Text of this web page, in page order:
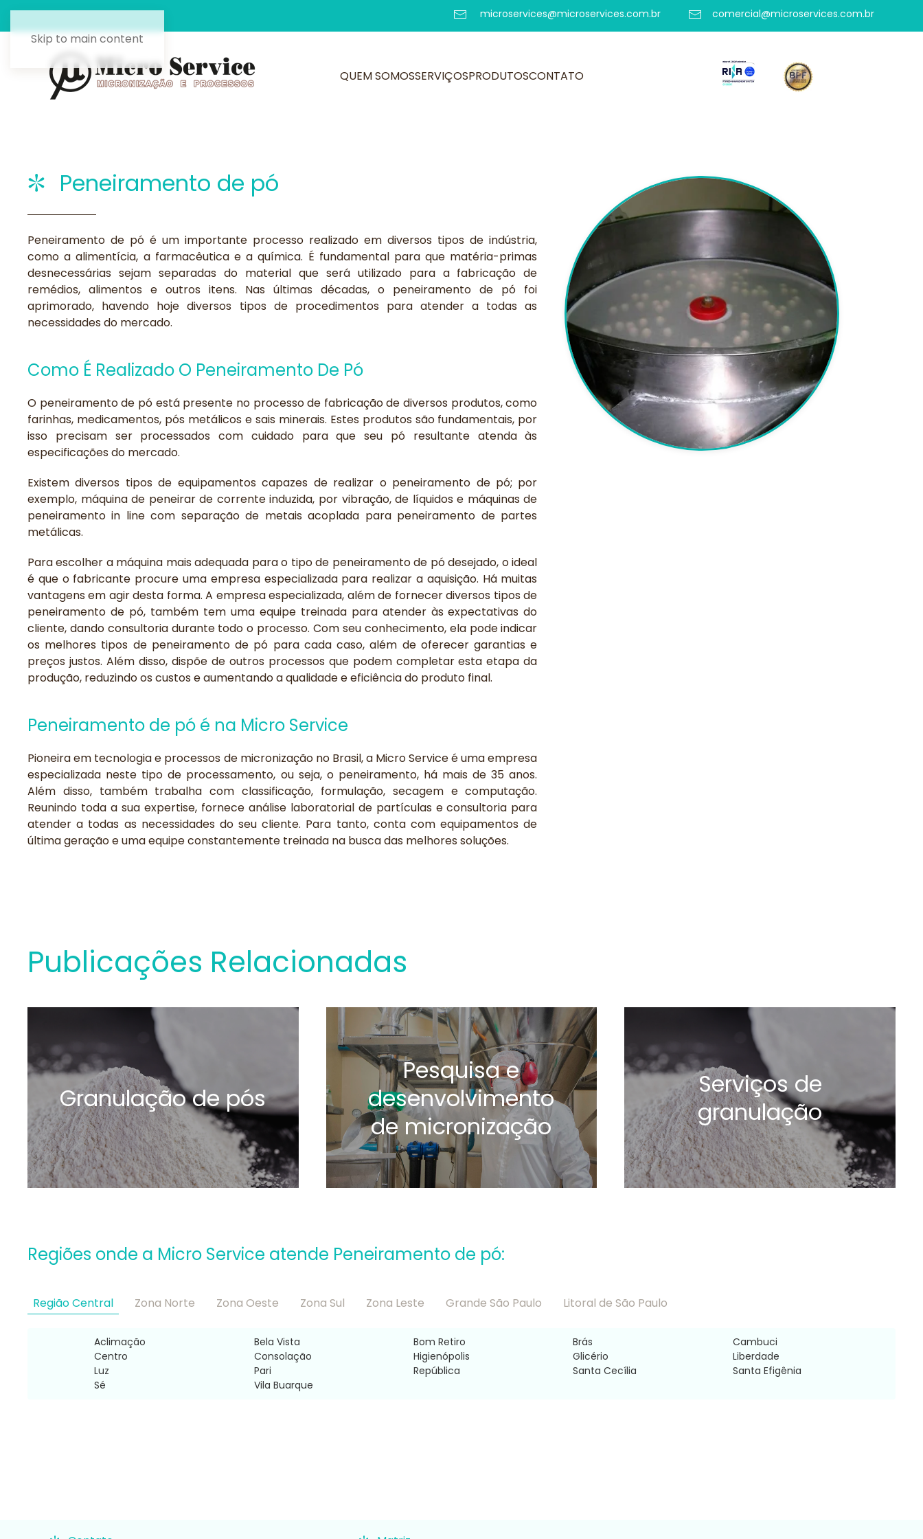
Skip to main content
microservices@microservices.com.br comercial@microservices.com.br
QUEM SOMOSSERVIÇOSPRODUTOSCONTATO
Peneiramento de pó
Peneiramento de pó é um importante processo realizado em diversos tipos de indústria,
como a alimentícia, a farmacêutica e a química. É fundamental para que matéria-primas
desnecessárias sejam separadas do material que será utilizado para a fabricação de
remédios, alimentos e outros itens. Nas últimas décadas, o peneiramento de pó foi
aprimorado, havendo hoje diversos tipos de procedimentos para atender a todas as
necessidades do mercado.
Como É Realizado O Peneiramento De Pó
O peneiramento de pó está presente no processo de fabricação de diversos produtos, como
farinhas, medicamentos, pós metálicos e sais minerais. Estes produtos são fundamentais, por
isso precisam ser processados com cuidado para que seu pó resultante atenda às
especificações do mercado.
Existem diversos tipos de equipamentos capazes de realizar o peneiramento de pó; por
exemplo, máquina de peneirar de corrente induzida, por vibração, de líquidos e máquinas de
peneiramento in line com separação de metais acoplada para peneiramento de partes
metálicas.
Para escolher a máquina mais adequada para o tipo de peneiramento de pó desejado, o ideal
é que o fabricante procure uma empresa especializada para realizar a aquisição. Há muitas
vantagens em agir desta forma. A empresa especializada, além de fornecer diversos tipos de
peneiramento de pó, também tem uma equipe treinada para atender às expectativas do
cliente, dando consultoria durante todo o processo. Com seu conhecimento, ela pode indicar
os melhores tipos de peneiramento de pó para cada caso, além de oferecer garantias e
preços justos. Além disso, dispõe de outros processos que podem completar esta etapa da
produção, reduzindo os custos e aumentando a qualidade e eficiência do produto final.
Peneiramento de pó é na Micro Service
Pioneira em tecnologia e processos de micronização no Brasil, a Micro Service é uma empresa
especializada neste tipo de processamento, ou seja, o peneiramento, há mais de 35 anos.
Além disso, também trabalha com classificação, formulação, secagem e computação.
Reunindo toda a sua expertise, fornece análise laboratorial de partículas e consultoria para
atender a todas as necessidades do seu cliente. Para tanto, conta com equipamentos de
última geração e uma equipe constantemente treinada na busca das melhores soluções.
Publicações Relacionadas
Granulação de pós
Pesquisa e
desenvolvimento
de micronização
Serviços de
granulação
Regiões onde a Micro Service atende Peneiramento de pó:
Região Central Zona Norte Zona Oeste Zona Sul Zona Leste Grande São Paulo Litoral de São Paulo
Aclimação
Centro
Luz
Sé
Bela Vista
Consolação
Pari
Vila Buarque
Bom Retiro
Higienópolis
República
Brás
Glicério
Santa Cecília
Cambuci
Liberdade
Santa Efigênia